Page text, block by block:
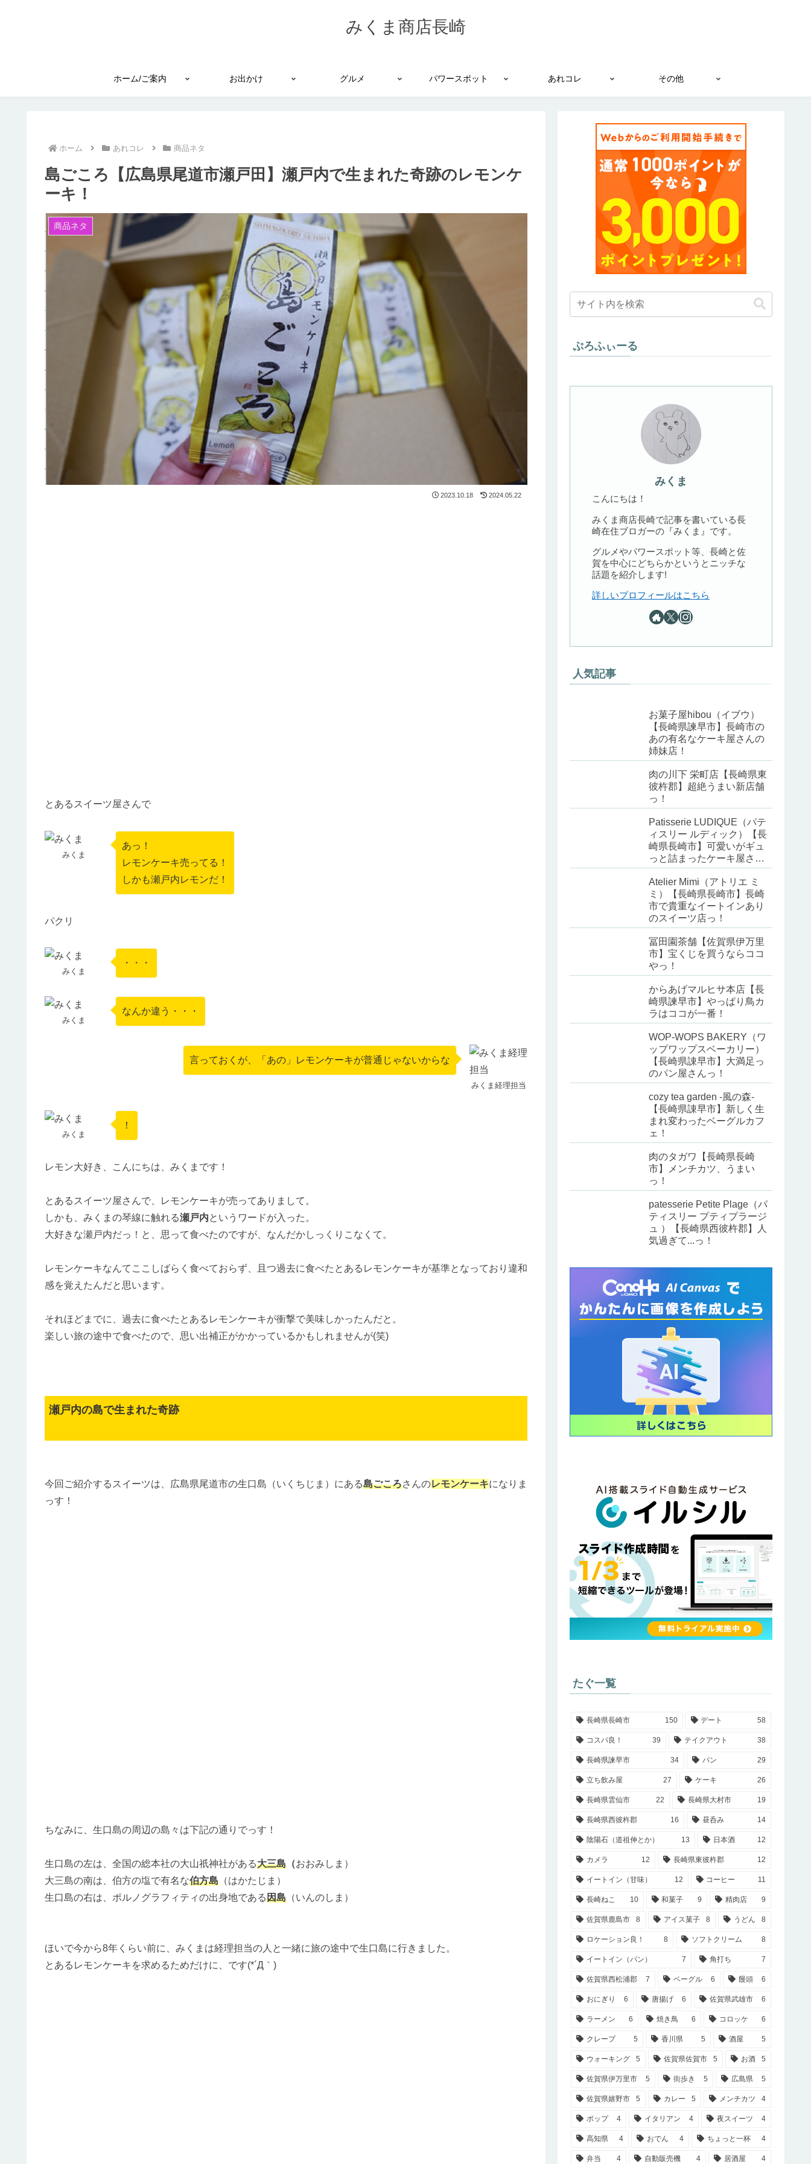
みくま商店長崎
ホーム/ご案内 お出かけ グルメ パワースポット あれコレ その他
ホーム あれコレ 商品ネタ
島ごころ【広島県尾道市瀬戸田】瀬戸内で生まれた奇跡のレモンケ
ーキ！
商品ネタ
2023.10.18 2024.05.22
とあるスイーツ屋さんで
みくま
あっ！
レモンケーキ売ってる！
しかも瀬戸内レモンだ！
パクリ
みくま
・・・
みくま
なんか違う・・・
みくま経理担当
言っておくが、「あの」レモンケーキが普通じゃないからな
みくま
！
レモン大好き、こんにちは、みくまです！
とあるスイーツ屋さんで、レモンケーキが売ってありまして。
しかも、みくまの琴線に触れる瀬戸内というワードが入った。
大好きな瀬戸内だっ！と、思って食べたのですが、なんだかしっくりこなくて。
レモンケーキなんてここしばらく食べておらず、且つ過去に食べたとあるレモンケーキが基準となっており違和
感を覚えたんだと思います。
それほどまでに、過去に食べたとあるレモンケーキが衝撃で美味しかったんだと。
楽しい旅の途中で食べたので、思い出補正がかかっているかもしれませんが(笑)
瀬戸内の島で生まれた奇跡
今回ご紹介するスイーツは、広島県尾道市の生口島（いくちじま）にある島ごころさんのレモンケーキになりま
っす！
ちなみに、生口島の周辺の島々は下記の通りでっす！
生口島の左は、全国の総本社の大山祇神社がある大三島 （おおみしま）
大三島の南は、伯方の塩で有名な伯方島 （はかたじま）
生口島の右は、ポルノグラフィティの出身地である因島 （いんのしま）
ほいで今から8年くらい前に、みくまは経理担当の人と一緒に旅の途中で生口島に行きました。
とあるレモンケーキを求めるためだけに、です(*´Д｀)
ぷろふぃーる
みくま
こんにちは！
みくま商店長崎で記事を書いている長
崎在住ブロガーの『みくま』です。
グルメやパワースポット等、長崎と佐
賀を中心にどちらかというとニッチな
話題を紹介します!
詳しいプロフィールはこちら
人気記事
お菓子屋hibou（イブウ）
【長崎県諫早市】長崎市の
あの有名なケーキ屋さんの
姉妹店！
肉の川下 栄町店【長崎県東
彼杵郡】超絶うまい新店舗
っ！
Patisserie LUDIQUE（パテ
ィスリー ルディック）【長
崎県長崎市】可愛いがギュ
っと詰まったケーキ屋さ
ん！
Atelier Mimi（アトリエ ミ
ミ）【長崎県長崎市】長崎
市で貴重なイートインあり
のスイーツ店っ！
冨田園茶舗【佐賀県伊万里
市】宝くじを買うならココ
やっ！
からあげマルヒサ本店【長
崎県諫早市】やっぱり鳥カ
ラはココが一番！
WOP-WOPS BAKERY（ワ
ップワップスベーカリー）
【長崎県諌早市】大満足っ
のパン屋さんっ！
cozy tea garden -風の森-
【長崎県諌早市】新しく生
まれ変わったベーグルカフ
ェ！
肉のタガワ【長崎県長崎
市】メンチカツ、うまい
っ！
patesserie Petite Plage（パ
ティスリー プティプラージ
ュ ）【長崎県西彼杵郡】人
気過ぎて...っ！
たぐ一覧
長崎県長崎市 150 デート 58
コスパ良！ 39 テイクアウト 38
長崎県諫早市 34 パン 29
立ち飲み屋 27 ケーキ 26
長崎県雲仙市 22 長崎県大村市 19
長崎県西彼杵郡 16 昼呑み 14
陰陽石（道祖伸とか） 13 日本酒 12
カメラ 12 長崎県東彼杵郡 12
イートイン（甘味） 12 コーヒー 11
長崎ねこ 10 和菓子 9 精肉店 9
佐賀県鹿島市 8 アイス菓子 8 うどん 8
ロケーション良！ 8 ソフトクリーム 8
イートイン（パン） 7 角打ち 7
佐賀県西松浦郡 7 ベーグル 6 饅頭 6
おにぎり 6 唐揚げ 6 佐賀県武雄市 6
ラーメン 6 焼き鳥 6 コロッケ 6
クレープ 5 香川県 5 酒屋 5
ウォーキング 5 佐賀県佐賀市 5 お酒 5
佐賀県伊万里市 5 街歩き 5 広島県 5
佐賀県嬉野市 5 カレー 5 メンチカツ 4
ポップ 4 イタリアン 4 夜スイーツ 4
高知県 4 おでん 4 ちょっと一杯 4
弁当 4 自動販売機 4 居酒屋 4